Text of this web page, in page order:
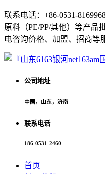
联系电话：+86-0531-
原料（PE/PP/其他）等产品
电咨询价格、加盟、招商等
公司地址
中国，山东，济南
联系电话
186-0531-2460
首页